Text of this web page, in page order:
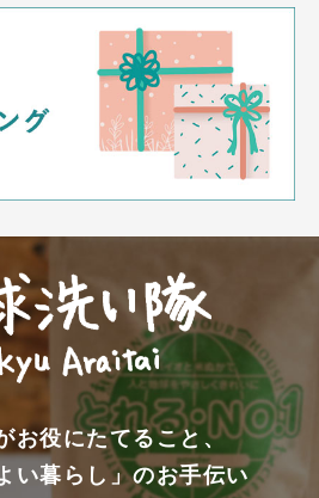
お役にたてること、
い暮らし」のお手伝い